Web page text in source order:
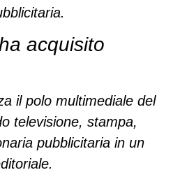
acquisito
il polo multimediale del
televisione, stampa,
pubblicitaria in un